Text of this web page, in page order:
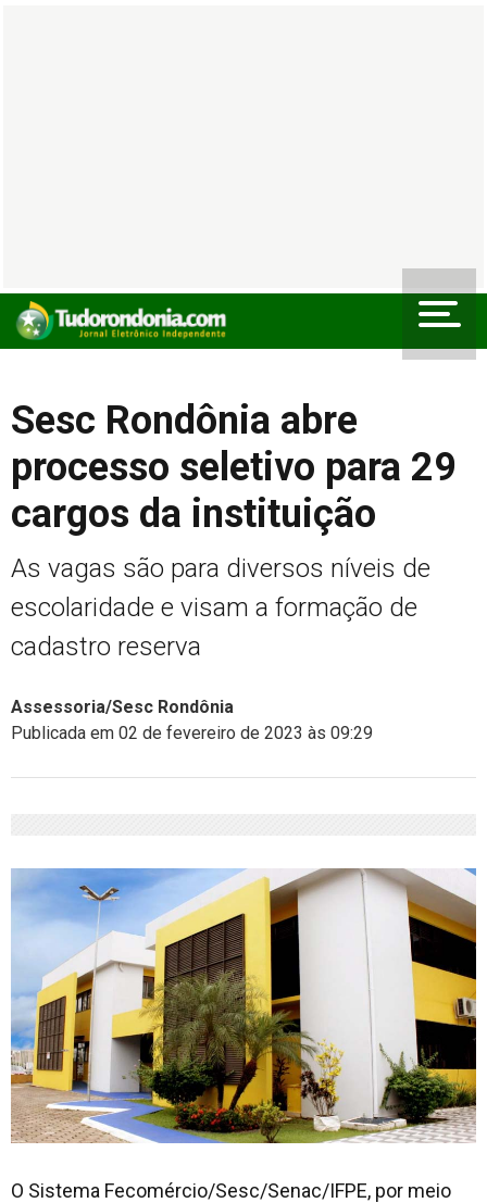
Sesc Rondônia abre
processo seletivo para 29
cargos da instituição
As vagas são para diversos níveis de
escolaridade e visam a formação de
cadastro reserva
Assessoria/Sesc Rondônia
Publicada em 02 de fevereiro de 2023 às 09:29
O Sistema Fecomércio/Sesc/Senac/IFPE, por meio